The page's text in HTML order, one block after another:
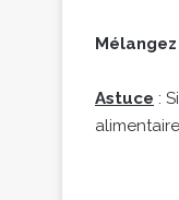
Astuce :